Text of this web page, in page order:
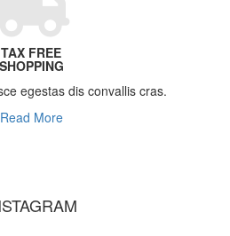
TAX FREE
SHOPPING
egestas dis convallis cras.
Read More